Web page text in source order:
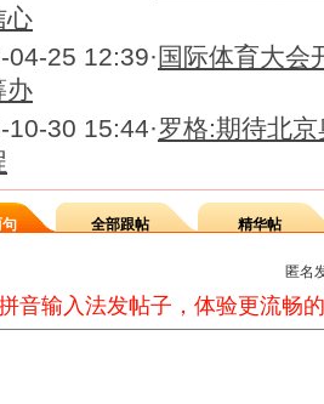
心
04-25 12:39· 国际体育大会
办
10-30 15:44·罗格:期待北
全部跟帖 精华帖
匿名
音输入法发帖子，体验更流畅